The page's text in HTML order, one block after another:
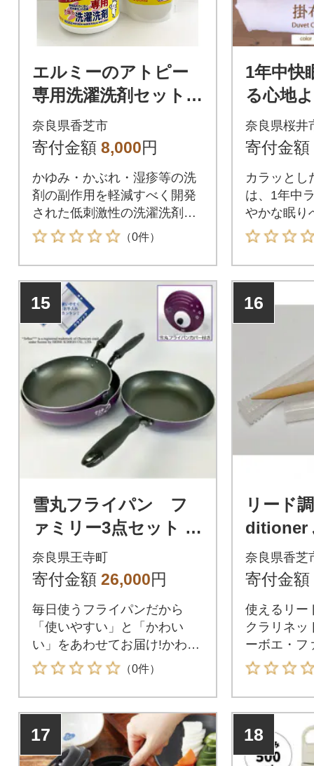
エルミーのアトピー
専用洗濯洗剤セット
(本体1L×1本・詰替80
0ml×2袋)
奈良県香芝市
寄付金額 8,000円
かゆみ・かぶれ・湿疹等の洗
剤の副作用を軽減すべく開発
された低刺激性の洗濯洗剤で
す。
（0件）
1年中快
る心地
掛け布
グル/ホ
奈良県桜井
寄付金額
カラッとし
は、1年中
やかな眠り
15
雪丸フライパン フ
ァミリー3点セット +
フライパンカバー(蓋)
付
奈良県王寺町
寄付金額 26,000円
毎日使うフライパンだから
「使いやすい」と「かわい
い」をあわせてお届け!かわい
いフライパンカバー付!
（0件）
16
リード
ditioner
砥-せん
(mm)
奈良県香芝
寄付金額
使えるリー
クラリネッ
ーボエ・フ
器奏者の皆
17 18